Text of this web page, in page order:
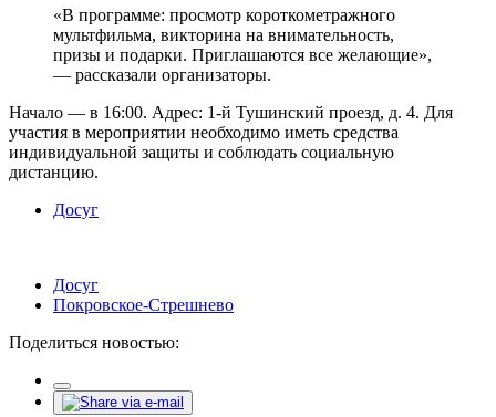
«В программе: просмотр короткометражного
мультфильма, викторина на внимательность,
призы и подарки. Приглашаются все желающие»,
— рассказали организаторы.
Начало — в 16:00. Адрес: 1-й Тушинский проезд, д. 4. Для
участия в мероприятии необходимо иметь средства
индивидуальной защиты и соблюдать социальную
дистанцию.
Досуг
Досуг
Покровское-Стрешнево
Поделиться новостью: